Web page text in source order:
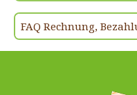
FAQ Rechnung,